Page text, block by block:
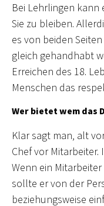
Bei Lehrlingen kann
Sie zu bleiben.
es von beiden
gleich gehandhabt
Erreichen des 18.
Menschen das
Wer bietet wem das
Klar sagt man, alt
Chef vor
Wenn ein
sollte er von der
beziehungsweise